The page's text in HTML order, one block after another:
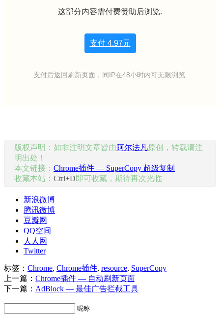
这部分内容需付费赞助后浏览.
支付 4.97元
支付后返回刷新页面，同IP在48小时内可无限浏览.
版权声明：如非注明文章皆由阿尔法凡原创，转载请注
明出处！
本文链接： Chrome插件 — SuperCopy 超级复制
收藏本站： Ctrl+D即可收藏，期待再次光临
新浪微博
腾讯微博
豆瓣网
QQ空间
人人网
Twitter
标签： Chrome, Chrome插件, resource, SuperCopy
上一篇： Chrome插件 — 自动刷新页面
下一篇： AdBlock — 最佳广告拦截工具
昵称